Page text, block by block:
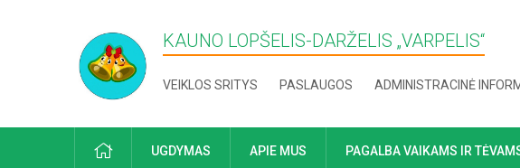
KAUNO LOPŠELIS-DARŽELIS „​VARPELIS“
VEIKLOS SRITYS PASLAUGOS ADMINISTRACINĖ
PRADŽIAUGDYMAS APIE MUS PAGALBA VAIKAMS IR